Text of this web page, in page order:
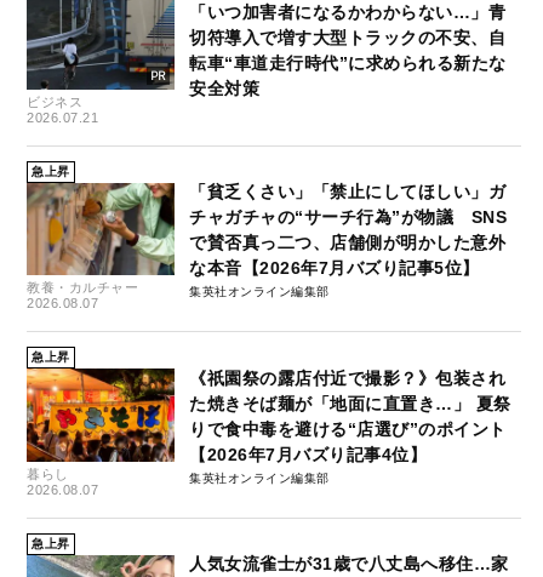
ビジネス
2026.07.21
「いつ加害者になるかわからない…」青
切符導入で増す大型トラックの不安、自
転車“車道走行時代”に求められる新たな
安全対策
急上昇
教養・カルチャー
2026.08.07
「貧乏くさい」「禁止にしてほしい」ガ
チャガチャの“サーチ行為”が物議 SNS
で賛否真っ二つ、店舗側が明かした意外
な本音【2026年7月バズり記事5位】
集英社オンライン編集部
急上昇
暮らし
2026.08.07
《祇園祭の露店付近で撮影？》包装され
た焼きそば麺が「地面に直置き…」 夏祭
りで食中毒を避ける“店選び”のポイント
【2026年7月バズり記事4位】
集英社オンライン編集部
急上昇
人気女流雀士が31歳で八丈島へ移住…家